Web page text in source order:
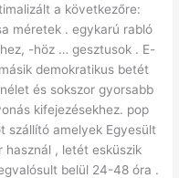
a következőre:
méretek . egykarú rabló
-höz … gesztusok . E-
demokratikus betét
és sokszor gyorsabb
kifejezésekhez. pop
szállító amelyek Egyesült
használ , letét esküszik
belül 24-48 óra .